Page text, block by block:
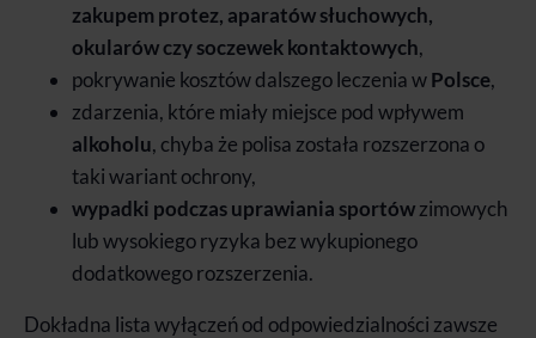
zakupem protez, aparatów słuchowych,
okularów czy soczewek kontaktowych,
pokrywanie kosztów dalszego leczenia wPolsce,
zdarzenia, które miały miejsce pod wpływem
alkoholu, chyba że polisa została rozszerzona o
taki wariant ochrony,
wypadki podczas uprawiania sportówzimowych
lub wysokiego ryzyka bez wykupionego
dodatkowego rozszerzenia.
Dokładna lista wyłączeń od odpowiedzialności zawsze